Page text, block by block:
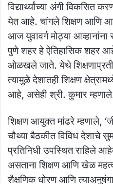
विद्यार्थ्यांच्या अंगी विकसित
येत आहे. चांगले शिक्षण आणि
आज युवावर्ग मोठ्या
पुणे शहर हे ऐतिहासिक शहर
ओळखले जाते. येथे
त्यामुळे देशातही शिक्षण
आहे, असेही श्री. कुमार
शिक्षण आयुक्त मांढरे म्हणाले,
चौथ्या बैठकीत विविध देशाचे
प्रतिनिधी उपस्थित राहिले
असताना शिक्षण आणि खेळ
शैक्षणिक धोरण आणि